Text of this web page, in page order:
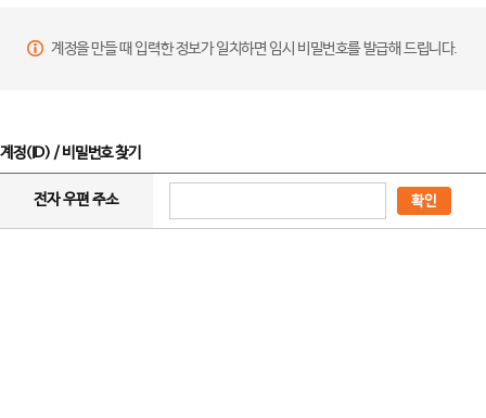
계정을 만들 때 입력한 정보가 일치하면 임시 비밀번호를 발급해 드립니다.
계정(ID) / 비밀번호 찾기
전자 우편 주소 확인